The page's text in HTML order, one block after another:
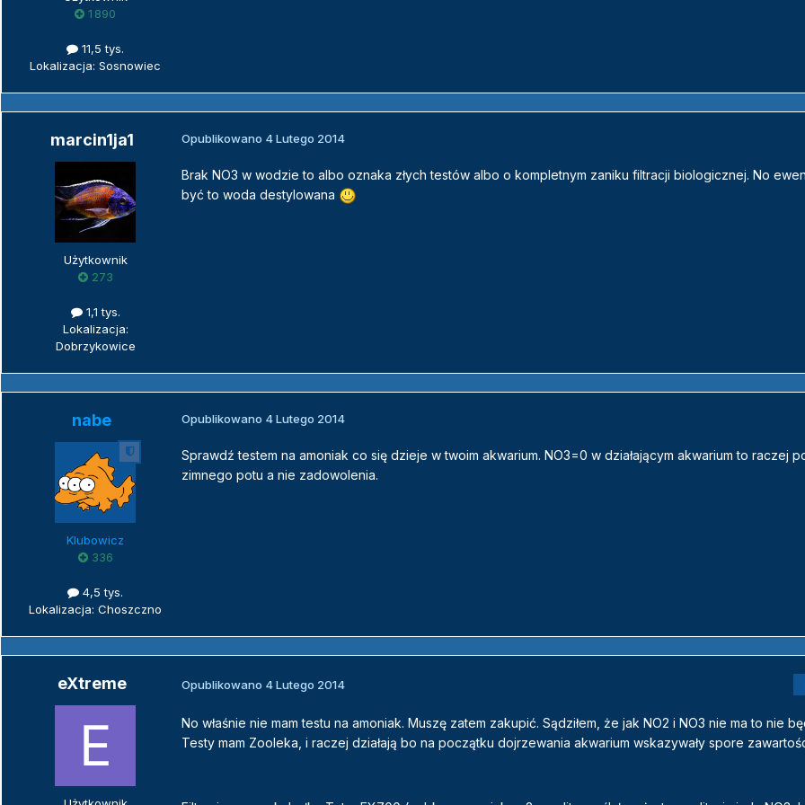
1 890
11,5 tys.
Lokalizacja: Sosnowiec
marcin1ja1
Użytkownik
273
1,1 tys.
Lokalizacja:
Dobrzykowice
Opublikowano 4 Lutego 2014
Brak NO3 w wodzie to albo oznaka złych testów albo o kompletnym zaniku filtracji biologicznej. No
być to woda destylowana
nabe
Klubowicz
336
4,5 tys.
Lokalizacja: Choszczno
Opublikowano 4 Lutego 2014
Sprawdź testem na amoniak co się dzieje w twoim akwarium. NO3=0 w działającym akwarium to raczej
zimnego potu a nie zadowolenia.
eXtreme Opublikowano 4 Lutego 2014
No właśnie nie mam testu na amoniak. Muszę zatem zakupić. Sądziłem, że jak NO2 i NO3 nie ma to nie
Testy mam Zooleka, i raczej działają bo na początku dojrzewania akwarium wskazywały spore